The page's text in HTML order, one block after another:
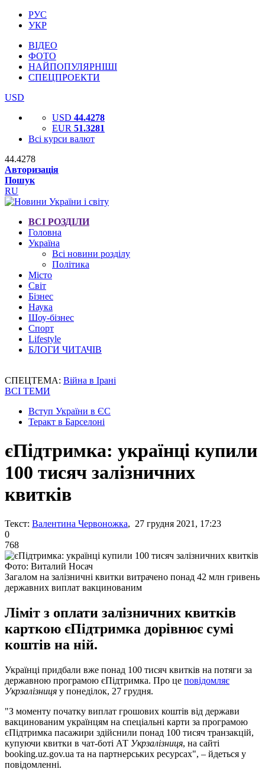
РУС
УКР
ВІДЕО
ФОТО
НАЙПОПУЛЯРНІШІ
СПЕЦПРОЕКТИ
USD
USD 44.4278
EUR 51.3281
Всі курси валют
44.4278
Авторизація
Пошук
RU
ВСІ РОЗДІЛИ
Головна
Україна
Всі новини розділу
Політика
Місто
Світ
Бізнес
Наука
Шоу-бізнес
Спорт
Lifestyle
БЛОГИ ЧИТАЧІВ
СПЕЦТЕМА: Війна в Ірані
ВСІ ТЕМИ
Вступ України в ЄС
Теракт в Барселоні
єПідтримка: українці купили
100 тисяч залізничних
квитків
Текст: Валентина Червоножка, 27 грудня 2021, 17:23
0
768
Фото: Виталий Носач
Загалом на залізничні квитки витрачено понад 42 млн гривень
державних виплат вакцинованим
Ліміт з оплати залізничних квитків
карткою єПідтримка дорівнює сумі
коштів на ній.
Українці придбали вже понад 100 тисяч квитків на потяги за
державною програмою єПідтримка. Про це повідомляє
Укрзалізниця у понеділок, 27 грудня.
"З моменту початку виплат грошових коштів від держави
вакцинованим українцям на спеціальні карти за програмою
єПідтримка пасажири здійснили понад 100 тисяч транзакцій,
купуючи квитки в чат-боті АТ Укрзалізниця, на сайті
booking.uz.gov.ua та на партнерських ресурсах", – йдеться у
повідомленні.